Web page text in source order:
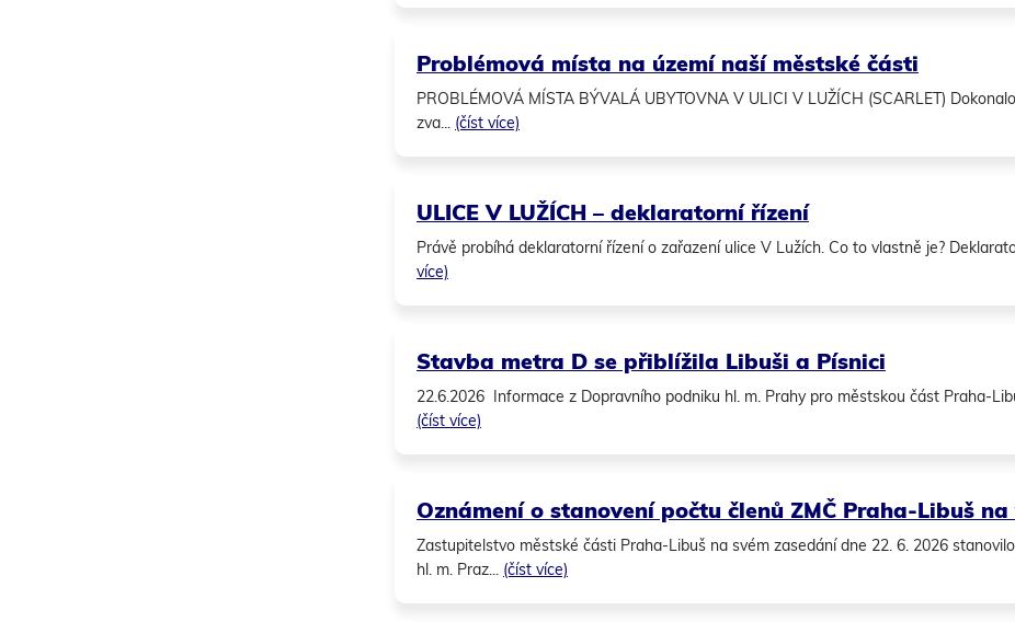
Problémová místa na území naší městské části
PROBLÉMOVÁ MÍSTA BÝVALÁ UBYTOVNA V ULICI V LUŽÍCH (SCARLET)
zva... (číst více)
​​​​​​​ULICE V LUŽÍCH – deklaratorní řízení
Právě probíhá deklaratorní řízení o zařazení ulice V Lužích. Co to vlastně je?
více)
Stavba metra D se přiblížila Libuši a Písnici
22.6.2026 Informace z Dopravního podniku hl. m. Prahy pro městskou část Praha-
(číst více)
Oznámení o stanovení počtu členů ZMČ Praha-Libuš
Zastupitelstvo městské části Praha-Libuš na svém zasedání dne 22. 6. 2026
hl. m. Praz... (číst více)